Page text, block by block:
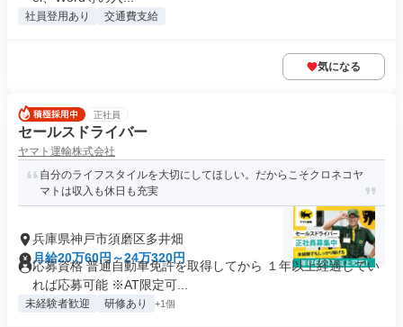
社員登用あり 交通費支給
気になる
正社員
セールスドライバー
ヤマト運輸株式会社
自分のライフスタイルを大切にしてほしい。だからこそクロネコヤ
マトは収入も休日も充実
兵庫県神戸市須磨区多井畑
月給20万60円～24万320円
応募資格 普通自動車免許を取得してから １年以上経過してい
れば応募可能 ※AT限定可...
未経験者歓迎 研修あり +1個